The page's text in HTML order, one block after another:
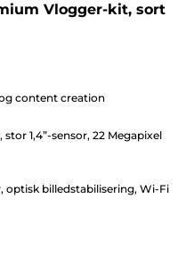
Vlogger-kit, sort
content creation
1,4”-sensor, 22 Megapixel
optisk billedstabilisering, Wi-Fi